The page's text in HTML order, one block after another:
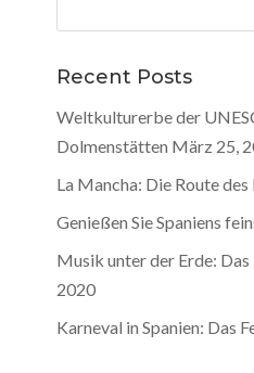
nach:
Recent Posts
Weltkulturerbe der
Dolmenstätten März 25,
La Mancha: Die Route
Genießen Sie Spaniens
Musik unter der Erde:
2020
Karneval in Spanien: Das